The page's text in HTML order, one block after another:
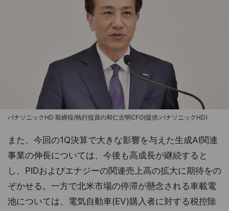
パナソニックHD 取締役/執行役員の和仁古明CFO(提供:パナソニックHD)
また、今回の1Q決算で大きな影響を与えた生成AI関連
事業の伸長については、今後も高成長が継続すると
し、PIDおよびエナジーの関連売上高の拡大に期待をの
ぞかせる。一方で北米市場の停滞が懸念される車載電
池については、電気自動車(EV)購入者に対する税控除